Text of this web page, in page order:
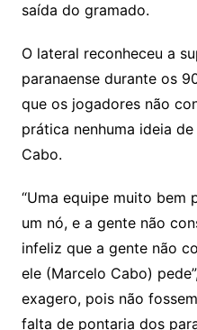
saída do gramado.
O lateral reconheceu a
paranaense durante os
que os jogadores não
prática nenhuma ideia
Cabo.
“Uma equipe muito bem
um nó, e a gente não
infeliz que a gente não
ele (Marcelo Cabo)
exagero, pois não
falta de pontaria dos